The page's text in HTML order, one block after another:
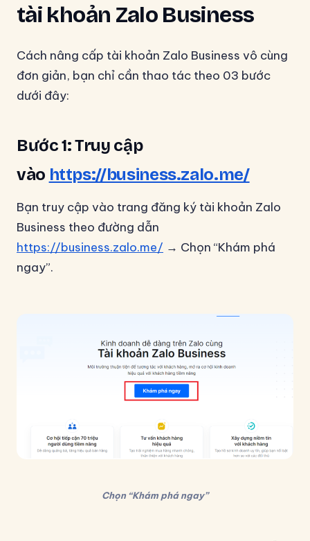
tài khoản Zalo Business
Cách nâng cấp tài khoản Zalo Business vô cùng
đơn giản, bạn chỉ cần thao tác theo 03 bước
dưới đây:
Bước 1: Truy cập
vào https://business.zalo.me/
Bạn truy cập vào trang đăng ký tài khoản Zalo
Business theo đường dẫn
https://business.zalo.me/ → Chọn “Khám phá
ngay”.
Chọn “Khám phá ngay”